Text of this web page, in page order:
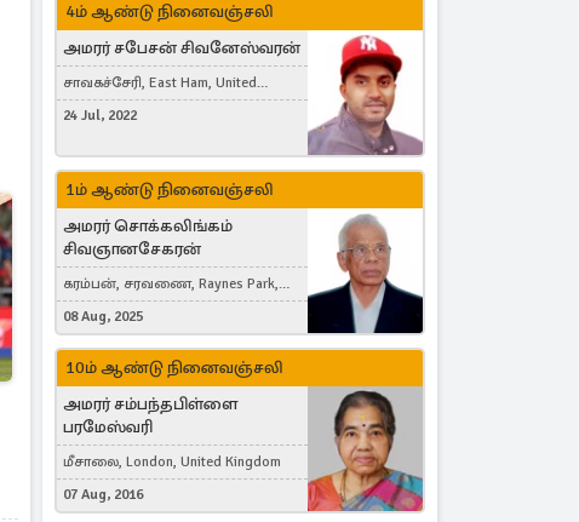
4ம் ஆண்டு நினைவஞ்சலி
அமரர் சபேசன் சிவனேஸ்வரன்
சாவகச்சேரி, East Ham, United
Kingdom
24 Jul, 2022
1ம் ஆண்டு நினைவஞ்சலி
அமரர் சொக்கலிங்கம்
சிவஞானசேகரன்
கரம்பன், சரவணை, Raynes Park,
London, United Kingdom
08 Aug, 2025
10ம் ஆண்டு நினைவஞ்சலி
அமரர் சம்பந்தபிள்ளை
பரமேஸ்வரி
மீசாலை, London, United Kingdom
07 Aug, 2016